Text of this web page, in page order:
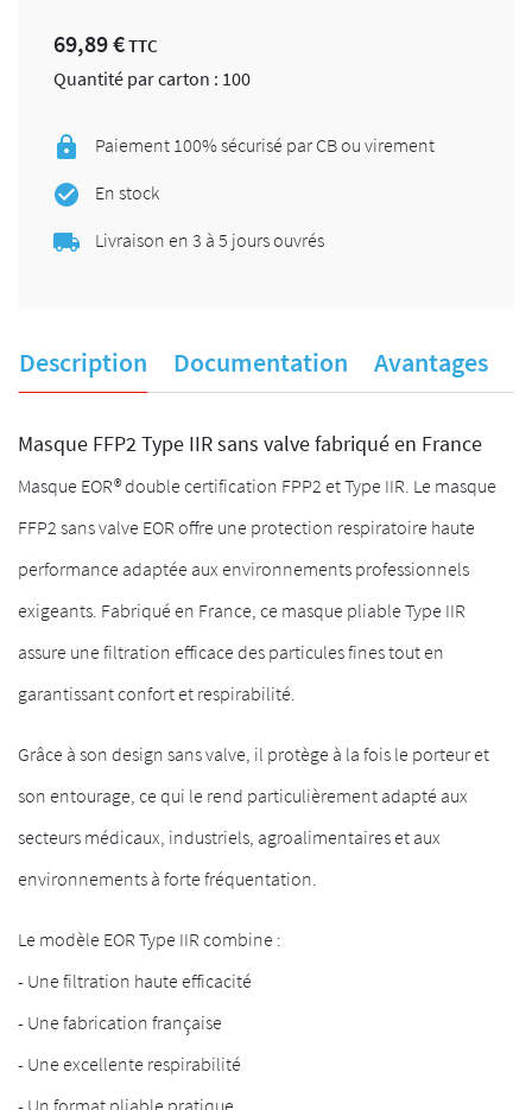
69,89 €TTC
Quantité par carton : 100
Paiement 100% sécurisé par CB ou virement
En stock
Livraison en 3 à 5 jours ouvrés
Description Documentation Avantages
Masque FFP2 Type IIR sans valve fabriqué en France
Masque EOR® double certification FPP2 et Type IIR. Le masque
FFP2 sans valve EOR offre une protection respiratoire haute
performance adaptée aux environnements professionnels
exigeants. Fabriqué en France, ce masque pliable Type IIR
assure une filtration efficace des particules fines tout en
garantissant confort et respirabilité.
Grâce à son design sans valve, il protège à la fois le porteur et
son entourage, ce qui le rend particulièrement adapté aux
secteurs médicaux, industriels, agroalimentaires et aux
environnements à forte fréquentation.
Le modèle EOR Type IIR combine :
- Une filtration haute efficacité
- Une fabrication française
- Une excellente respirabilité